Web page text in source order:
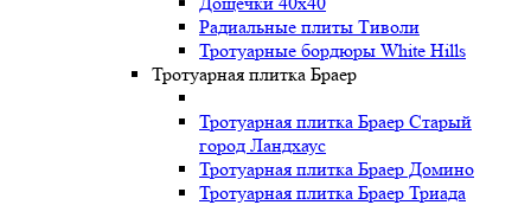
Радиальные плиты Тиволи
Тротуарные бордюры White Hills
Тротуарная плитка Браер
Тротуарная плитка Браер Старый
город Ландхаус
Тротуарная плитка Браер Домино
Тротуарная плитка Браер Триада